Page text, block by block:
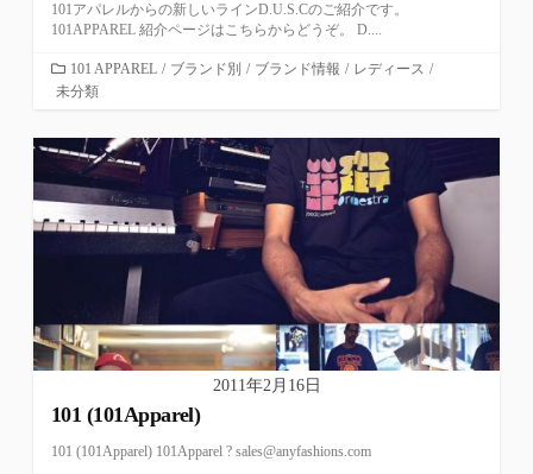
101アパレルからの新しいラインD.U.S.Cのご紹介です。
101APPAREL 紹介ページはこちらからどうぞ。 D....
カ
テ
リ
ー
101 APPAREL / ブランド別 / ブランド情報 / レディース /
未分類
2011年2月16日
101 (101Apparel)
101 (101Apparel) 101Apparel ? sales@anyfashions.com